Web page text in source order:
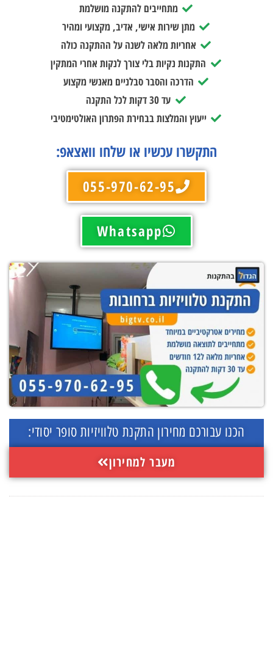
מתחייבים להתקנה מושלמת
מתן שירות אישי, אדיב, מקצועי ומהיר
אחריות מלאה לשנה על ההתקנה כולה
התקנות נקיות בלי צורך לנקות אחרי המתקין
הדרכה והסבר סבלניים מאנשי מקצוע
עד 30 דקות לכל התקנה
ייעוץ והמלצות בבחירת הפתרון האולטימטיבי
התקשרו עכשיו או שלחו וואצאפ:
055-970-62-95
Whatsapp
הכנו עבורכם מחירון התקנת טלוויזיות סופר יסודי:
מעבר למחירון